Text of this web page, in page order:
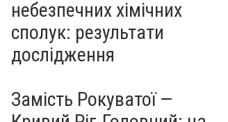
небезпечних хімічних
сполук: результати
дослідження
Замість Рокуватої —